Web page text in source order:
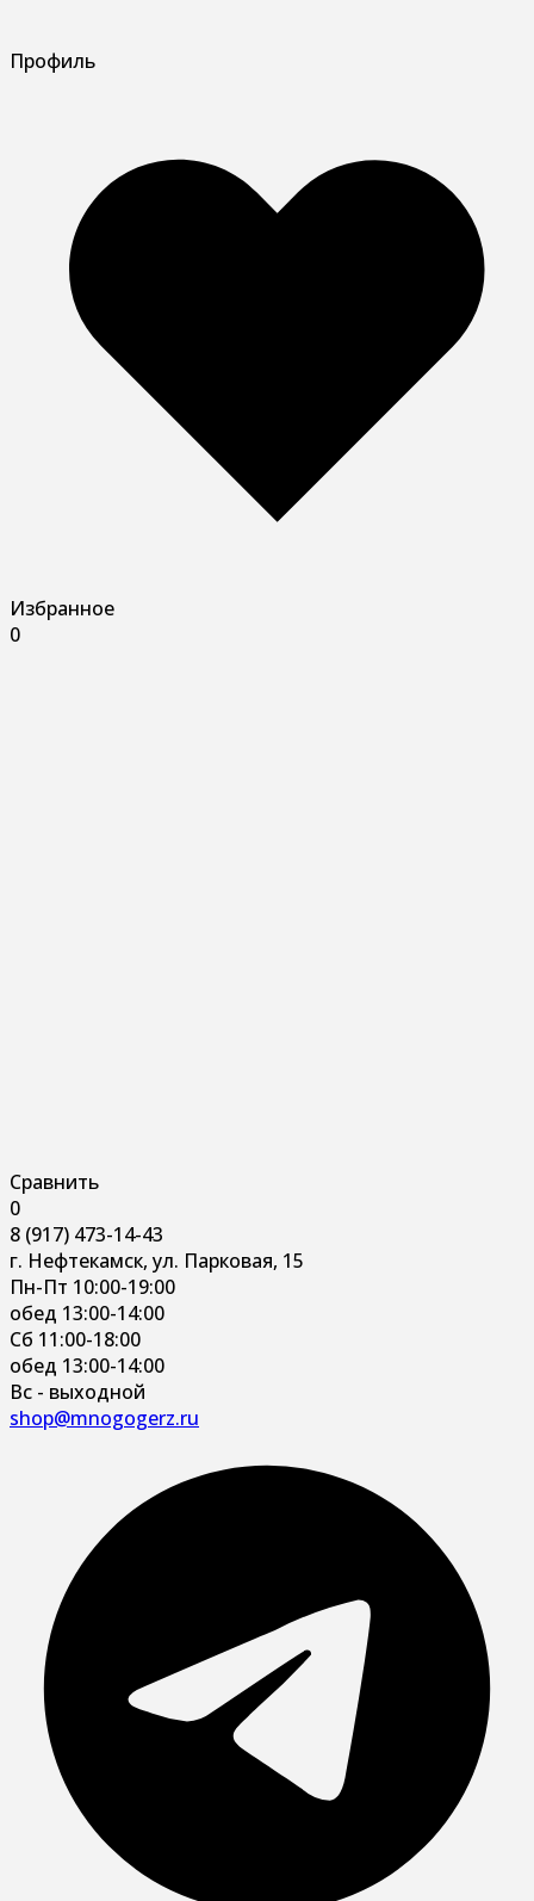
Профиль
Избранное
0
Сравнить
0
8 (917) 473-14-43
г. Нефтекамск, ул. Парковая, 15
Пн-Пт 10:00-19:00
обед 13:00-14:00
Сб 11:00-18:00
обед 13:00-14:00
Вс - выходной
shop@mnogogerz.ru